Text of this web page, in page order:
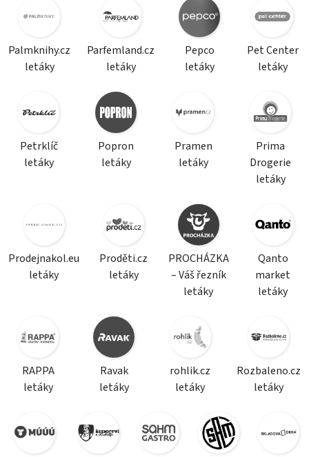
Palmknihy.cz
letáky
Parfemland.cz
letáky
Pepco
letáky
Pet Center
letáky
Petrklíč
letáky
Popron
letáky
Pramen
letáky
Prima
Drogerie
letáky
Prodejnakol.eu
letáky
Proděti.cz
letáky
PROCHÁZKA
– Váš řezník
letáky
Qanto
market
letáky
RAPPA
letáky
Ravak
letáky
rohlik.cz
letáky
Rozbaleno.cz
letáky